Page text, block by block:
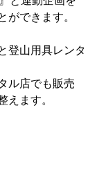
ができます。
登山用具レンタ
ル店でも販売
えます。